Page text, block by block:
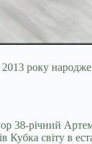
року
38-річний
Кубка світу в